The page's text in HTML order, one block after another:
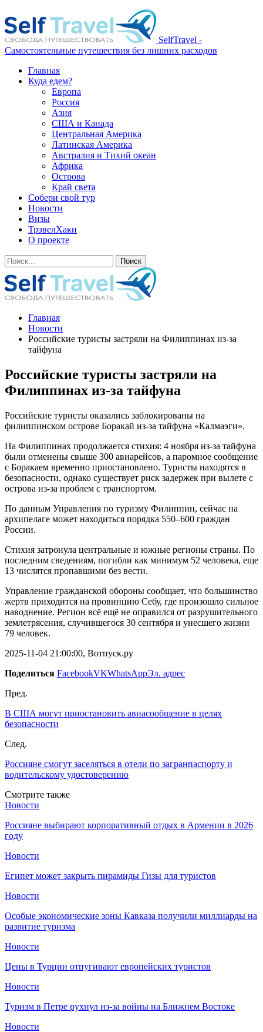
SelfTravel -
Самостоятельные путешествия без лишних расходов
Главная
Куда едем?
Европа
Россия
Азия
США и Канада
Центральная Америка
Латинская Америка
Австралия и Тихий океан
Африка
Острова
Край света
Собери свой тур
Новости
Визы
ТрэвелХаки
О проекте
Главная
Новости
Российские туристы застряли на Филиппинах из-за
тайфуна
Российские туристы застряли на
Филиппинах из-за тайфуна
Российские туристы оказались заблокированы на
филиппинском острове Боракай из-за тайфуна «Калмаэги».
На Филиппинах продолжается стихия: 4 ноября из-за тайфуна
были отменены свыше 300 авиарейсов, а паромное сообщение
с Боракаем временно приостановлено. Туристы находятся в
безопасности, однако существует риск задержек при вылете с
острова из-за проблем с транспортом.
По данным Управления по туризму Филиппин, сейчас на
архипелаге может находиться порядка 550–600 граждан
России.
Стихия затронула центральные и южные регионы страны. По
последним сведениям, погибли как минимум 52 человека, еще
13 числятся пропавшими без вести.
Управление гражданской обороны сообщает, что большинство
жертв приходится на провинцию Себу, где произошло сильное
наводнение. Регион всё ещё не оправился от разрушительного
землетрясения, случившегося 30 сентября и унесшего жизни
79 человек.
2025-11-04 21:00:00, Вотпуск.ру
Поделиться FacebookVKWhatsAppЭл. адрес
Пред.
В США могут приостановить авиасообщение в целях
безопасности
След.
Россияне смогут заселяться в отели по загранпаспорту и
водительскому удостоверению
Смотрите также
Новости
Россияне выбирают корпоративный отдых в Армении в 2026
году
Новости
Египет может закрыть пирамиды Гизы для туристов
Новости
Особые экономические зоны Кавказа получили миллиарды на
развитие туризма
Новости
Цены в Турции отпугивают европейских туристов
Новости
Туризм в Петре рухнул из-за войны на Ближнем Востоке
Новости